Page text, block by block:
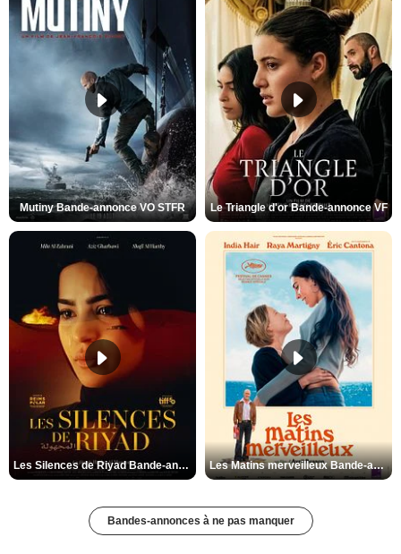
Mutiny Bande-annonce VO STFR Le Triangle d'or Bande-annonce VF
Les Silences de Riyad Bande-annonce VO STFR Les Matins merveilleux Bande-annonce VF
Bandes-annonces à ne pas manquer